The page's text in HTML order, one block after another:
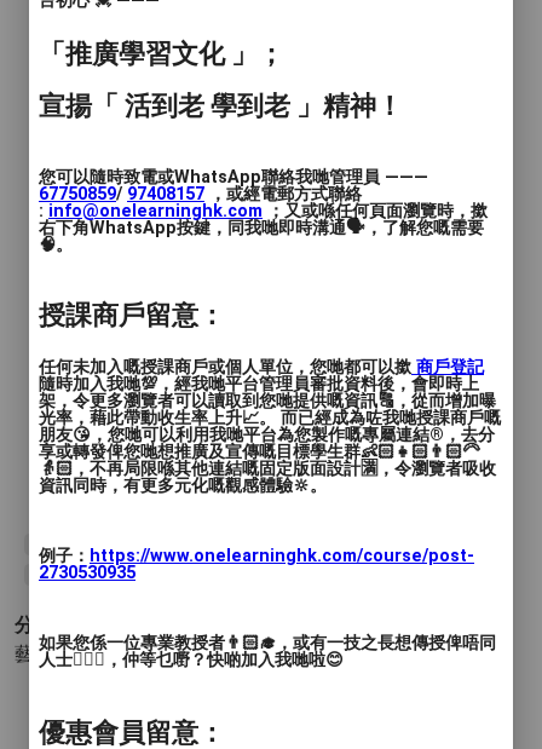
像，再呈現出來! 仲有機會體驗實體參與＂
的設計於鬧市中，展演出屬於自己的小小世
-時裝設計
-時裝表達技巧
-設計草圖
-色彩運用
-時裝表演
活動對象: 6-12歲兒童 <4-7人一班>
優惠價: $380 (原價:$700) /6堂 (時裝表演
費用另加$300)
#hkmama #兒童時裝設計
分類 :
藝術與設計 - 時尚設計- 設計 其他 (時尚設計)
「推廣學習文化 」；
宣揚「 活到老 學到老 」精神！
您可以隨時致電或WhatsApp聯絡我哋管理員 ———
67750859/ 97408157 ，或經電郵方式聯絡
: info@onelearninghk.com ；又或喺任何頁面瀏覽時，撳
右下角WhatsApp按鍵，同我哋即時溝通🗣️，了解您嘅需要
🧠。
授課商戶留意：
任何未加入嘅授課商戶或個人單位，您哋都可以撳 商戶登記
隨時加入我哋💯，經我哋平台管理員審批資料後，會即時上
架，令更多瀏覽者可以讀取到您哋提供嘅資訊🔠，從而增加曝
光率，藉此帶動收生率上升📈。 而已經成為咗我哋授課商戶嘅
朋友😘，您哋可以利用我哋平台為您製作嘅專屬連結®️，去分
享或轉發俾您哋想推廣及宣傳嘅目標學生群👶🏻👧🏻👨🏻‍🦳
👵🏻，不再局限喺其他連結嘅固定版面設計🈵，令瀏覽者吸收
資訊同時，有更多元化嘅觀感體驗🔆。
例子： https://www.onelearninghk.com/course/post-
2730530935
如果您係一位專業教授者👨🏻‍🎓，或有一技之長想傳授俾唔同
人士🙋🏻‍♂️，仲等乜嘢？快啲加入我哋啦😊
優惠會員留意：